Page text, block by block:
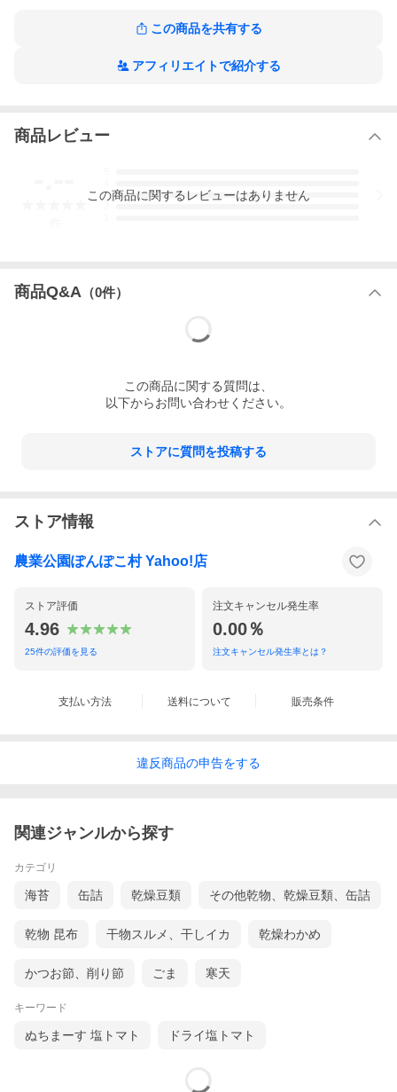
この商品を共有する
アフィリエイトで紹介する
商品レビュー
3
この商品に関するレビューはありません
商品Q&A （0件）
この商品に関する質問は、
以下からお問い合わせください。
ストアに質問を投稿する
ストア情報
農業公園ぽんぽこ村 Yahoo!店
ストア評価
4.96
25件の評価を見る
注文キャンセル発生率
0.00％
注文キャンセル発生率とは？
支払い方法 送料について 販売条件
違反商品の申告をする
関連ジャンルから探す
カテゴリ
海苔 缶詰 乾燥豆類 その他乾物、乾燥豆類、缶詰
乾物 昆布 干物スルメ、干しイカ 乾燥わかめ
かつお節、削り節 ごま 寒天
キーワード
ぬちまーす 塩トマト ドライ塩トマト